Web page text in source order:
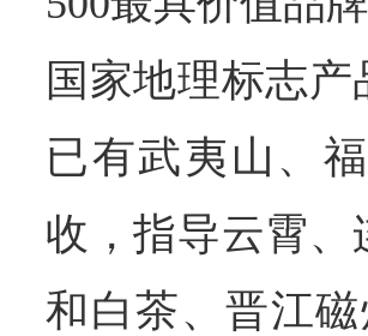
国家地理标志
已有武夷山、
收，指导云霄
和白茶、晋江